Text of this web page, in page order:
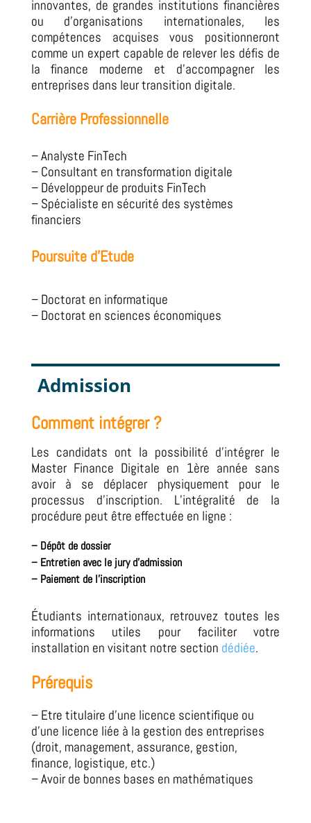
innovantes, de grandes institutions financières
ou d’organisations internationales, les
compétences acquises vous positionneront
comme un expert capable de relever les défis de
la finance moderne et d’accompagner les
entreprises dans leur transition digitale.
Carrière Professionnelle
– Analyste FinTech
– Consultant en transformation digitale
– Développeur de produits FinTech
– Spécialiste en sécurité des systèmes
financiers
Poursuite d’Etude
– Doctorat en informatique
– Doctorat en sciences économiques
Admission
Comment intégrer ?
Les candidats ont la possibilité d’intégrer le
Master Finance Digitale en 1ère année sans
avoir à se déplacer physiquement pour le
processus d’inscription. L’intégralité de la
procédure peut être effectuée en ligne :
–Dépôt de dossier
–Entretien avec le jury d’admission
– Paiement de l’inscription
Étudiants internationaux, retrouvez toutes les
informations utiles pour faciliter votre
installation en visitant notre section dédiée.
Prérequis
– Etre titulaire d’une licence scientifique ou
d’une licence liée à la gestion des entreprises
(droit, management, assurance, gestion,
finance, logistique, etc.)
– Avoir de bonnes bases en mathématiques